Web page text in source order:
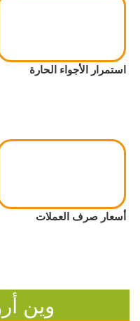
استمرار الأجواء الحارة
أسعار صرف العملات
وين